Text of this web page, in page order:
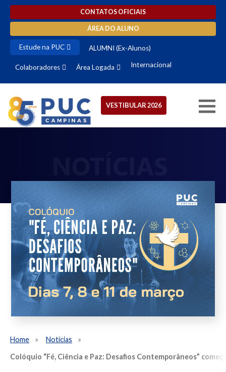
CONTATOS OFICIAIS
ÁREA DO ALUNO
Estude na PUC ALUMNI (Ex-Alunos)
Colaboradores Área Logada Internacional
VESTIBULAR 2026
Home
Notícias
Colóquio “Fé, Ciência e Paz: Desafios Contemporâneos”